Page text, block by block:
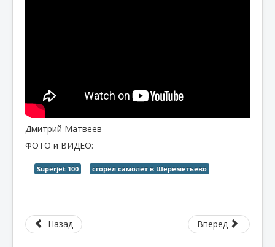
Дмитрий Матвеев
ФОТО и ВИДЕО:
Superjet 100 сгорел самолет в Шереметьево
Назад Вперед